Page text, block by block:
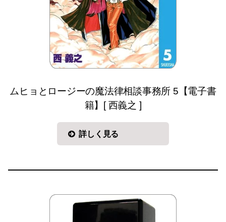
ムヒョとロージーの魔法律相談事務所 5【電子書
籍】[ 西義之 ]
詳しく見る